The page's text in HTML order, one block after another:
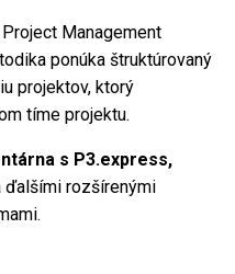
Management
ponúka štruktúrovaný
projektov, ktorý
tíme projektu.
s P3.express,
ďalšími rozšírenými